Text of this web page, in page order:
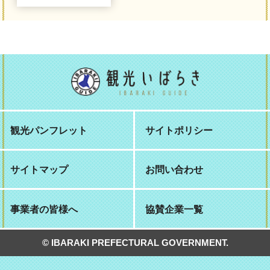
観光パンフレット サイトポリシー
サイトマップ お問い合わせ
事業者の皆様へ 協賛企業一覧
© IBARAKI PREFECTURAL GOVERNMENT.